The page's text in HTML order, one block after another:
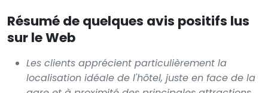
Résumé de quelques avis positifs lus
sur le Web
Les clients apprécient particulièrement la
localisation idéale de l'hôtel, juste en face de la